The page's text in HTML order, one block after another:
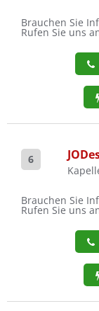
Brauchen Sie
Rufen Sie uns
6
Brauchen Sie
Rufen Sie uns